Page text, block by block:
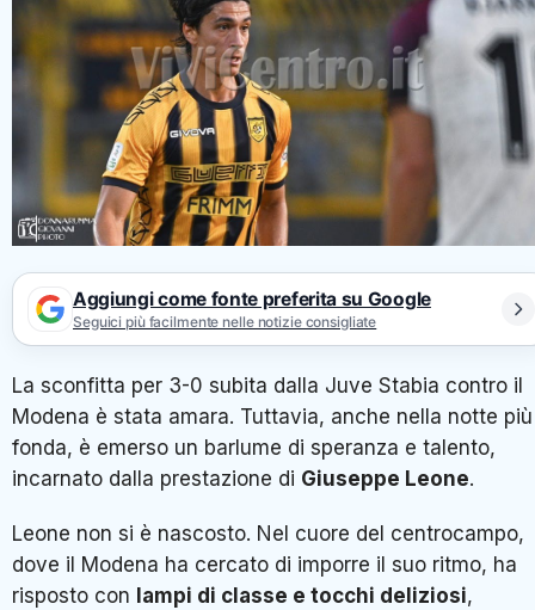
Aggiungi come fonte preferita su Google
Seguici più facilmente nelle notizie consigliate
La sconfitta per 3-0 subita dalla Juve Stabia contro il
Modena è stata amara. Tuttavia, anche nella notte più
fonda, è emerso un barlume di speranza e talento,
incarnato dalla prestazione di Giuseppe Leone.
Leone non si è nascosto. Nel cuore del centrocampo,
dove il Modena ha cercato di imporre il suo ritmo, ha
risposto con lampi di classe e tocchi deliziosi,